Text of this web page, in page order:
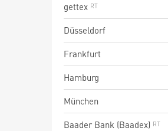
gettex
Düsseldorf
Frankfurt
Hamburg
München
Baader Bank (Baadex)